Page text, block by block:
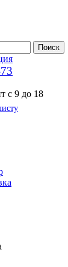
с 9 до 18